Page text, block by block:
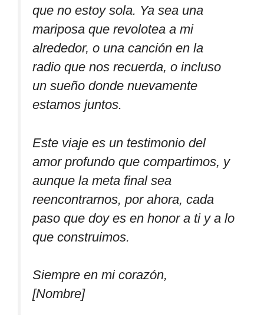
que no estoy sola. Ya sea una
mariposa que revolotea a mi
alrededor, o una canción en la
radio que nos recuerda, o incluso
un sueño donde nuevamente
estamos juntos.
Este viaje es un testimonio del
amor profundo que compartimos, y
aunque la meta final sea
reencontrarnos, por ahora, cada
paso que doy es en honor a ti y a lo
que construimos.
Siempre en mi corazón,
[Nombre]